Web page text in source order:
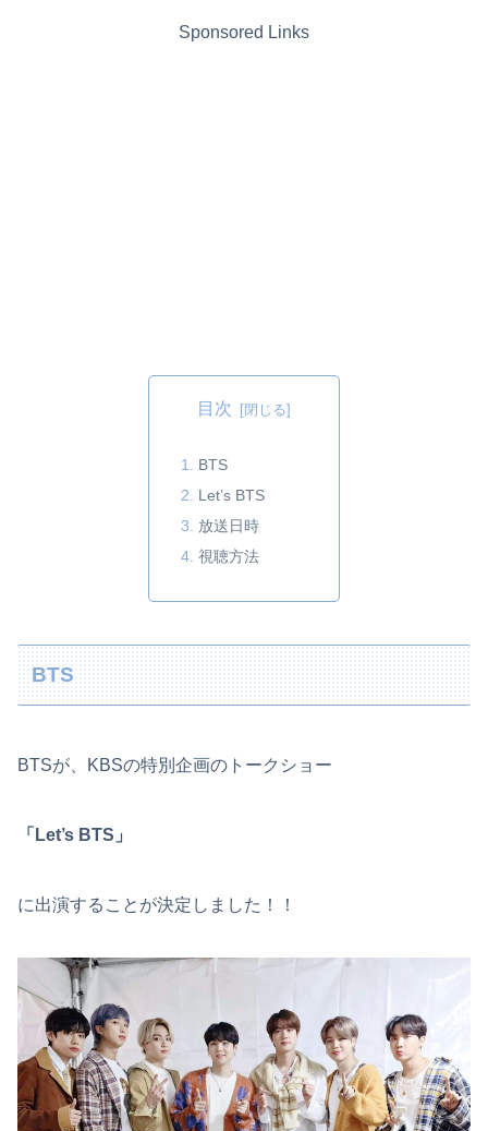
Sponsored Links
目次
BTS
Let’s BTS
放送日時
視聴方法
BTS
BTSが、KBSの特別企画のトークショー
「Let’s BTS」
に出演することが決定しました！！